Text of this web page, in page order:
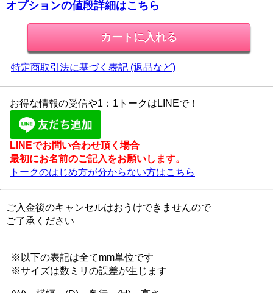
オプションの値段詳細はこちら
特定商取引法に基づく表記 (返品など)
お得な情報の受信や1：1トークはLINEで！
LINEでお問い合わせ頂く場合
最初にお名前のご記入をお願いします。
トークのはじめ方が分からない方はこちら
ご入金後のキャンセルはおうけできませんので
ご了承ください
※以下の表記は全てmm単位です
※サイズは数ミリの誤差が生じます